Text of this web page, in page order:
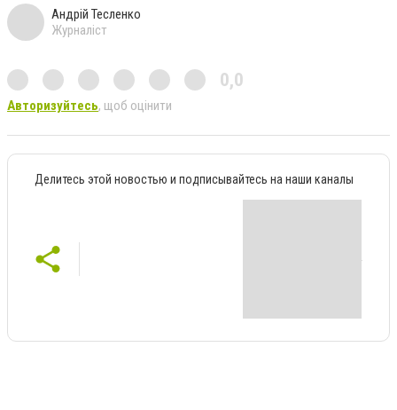
Андрій Тесленко
Журналіст
0,0
Авторизуйтесь, щоб оцінити
Делитесь этой новостью и подписывайтесь на наши каналы